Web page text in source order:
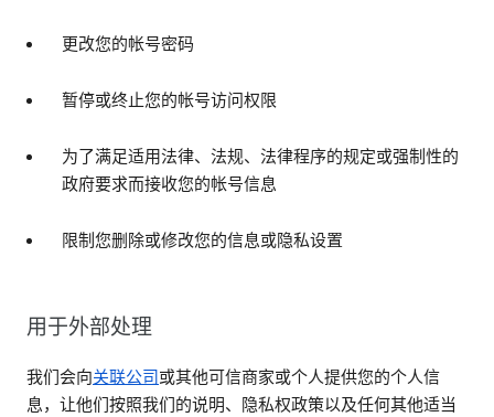
更改您的帐号密码
暂停或终止您的帐号访问权限
为了满足适用法律、法规、法律程序的规定或强制性的
政府要求而接收您的帐号信息
限制您删除或修改您的信息或隐私设置
用于外部处理
我们会向关联公司 或其他可信商家或个人提供您的个人信
息，让他们按照我们的说明、隐私权政策以及任何其他适当